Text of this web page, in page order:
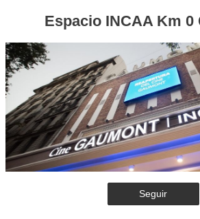
Espacio INCAA Km 0
Seguir